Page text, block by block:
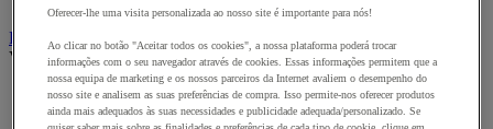
Ferramentas Elétricas
Ver todas as categorias
Ferramentas elétricas portáteis com fios
Ferramentas elétricas portáteis sem fios
Oferecer-lhe uma visita personalizada ao nosso site é importante para nós!
Ao clicar no botão "Aceitar todos os cookies", a nossa plataforma poderá trocar
informações com o seu navegador através de cookies. Essas informações permitem que a
nossa equipa de marketing e os nossos parceiros da Internet avaliem o desempenho do
nosso site e analisem as suas preferências de compra. Isso permite-nos oferecer produtos
ainda mais adequados às suas necessidades e publicidade adequada/personalizado. Se